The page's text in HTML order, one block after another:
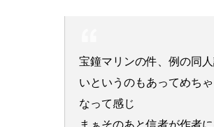
宝鐘マリンの件、例の同
いというのもあってめち
なって感じ
まぁそのあと信者が作者